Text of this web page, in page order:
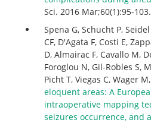
Sci. 2016 Mar;60(1):95-103.
Spena G, Schucht P,
CF, D'Agata F, Costi E,
D, Almairac F, Cavallo M,
Foroglou N, Gil-Robles S,
Picht T, Viegas C, Wager
eloquent areas: A
intraoperative mapping
seizures occurrence, and